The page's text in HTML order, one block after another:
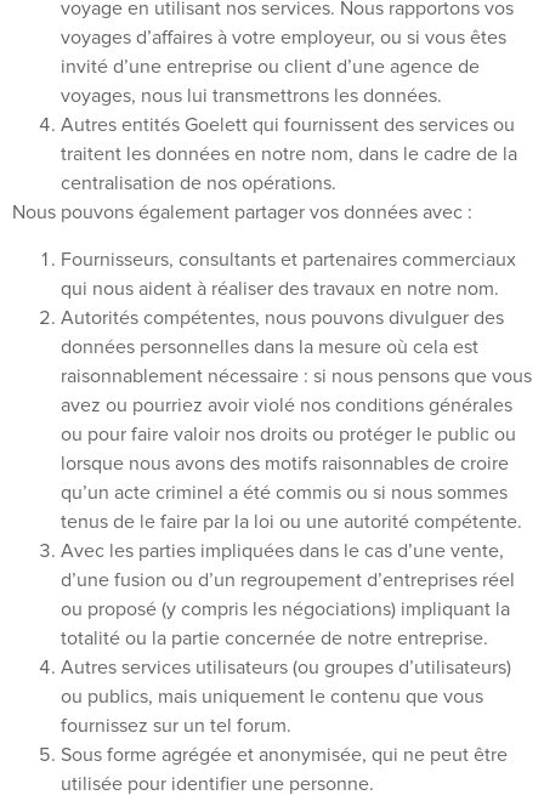
voyage en utilisant nos services. Nous rapportons vos
voyages d’affaires à votre employeur, ou si vous êtes
invité d’une entreprise ou client d’une agence de
voyages, nous lui transmettrons les données.
Autres entités Goelett qui fournissent des services ou
traitent les données en notre nom, dans le cadre de la
centralisation de nos opérations.
Nous pouvons également partager vos données avec :
Fournisseurs, consultants et partenaires commerciaux
qui nous aident à réaliser des travaux en notre nom.
Autorités compétentes, nous pouvons divulguer des
données personnelles dans la mesure où cela est
raisonnablement nécessaire : si nous pensons que vous
avez ou pourriez avoir violé nos conditions générales
ou pour faire valoir nos droits ou protéger le public ou
lorsque nous avons des motifs raisonnables de croire
qu’un acte criminel a été commis ou si nous sommes
tenus de le faire par la loi ou une autorité compétente.
Avec les parties impliquées dans le cas d’une vente,
d’une fusion ou d’un regroupement d’entreprises réel
ou proposé (y compris les négociations) impliquant la
totalité ou la partie concernée de notre entreprise.
Autres services utilisateurs (ou groupes d’utilisateurs)
ou publics, mais uniquement le contenu que vous
fournissez sur un tel forum.
Sous forme agrégée et anonymisée, qui ne peut être
utilisée pour identifier une personne.